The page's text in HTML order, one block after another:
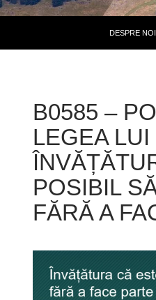
DESPRE NOI
B0585 –
LEGEA
POSIBIL
FĂRĂ A